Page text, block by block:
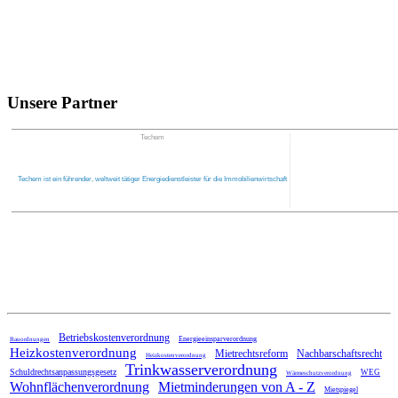
Unsere Partner
Techem
Techem ist ein führender, weltweit tätiger Energiedienstleister für die Immobilienwirtschaft
Bauordnungen Betriebskostenverordnung Energieeinsparverordnung
Heizkostenverordnung Heizkostenverordnung Mietrechtsreform Nachbarschaftsrecht
Schuldrechtsanpassungsgesetz Trinkwasserverordnung Wärmeschutzverordnung WEG
Wohnflächenverordnung Mietminderungen von A - Z Mietspiegel